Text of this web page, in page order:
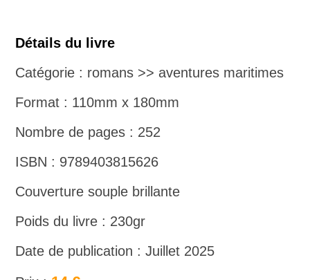
Détails du livre
Catégorie : romans >> aventures maritimes
Format : 110mm x 180mm
Nombre de pages : 252
ISBN : 9789403815626
Couverture souple brillante
Poids du livre : 230gr
Date de publication : Juillet 2025